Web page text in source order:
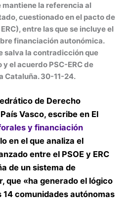
la referencia al
cuestionado en el pacto de
entre las que se incluye el
financiación autonómica.
salva la contradicción que
el acuerdo PSC-ERC de
Cataluña. 30-11-24.
de Derecho
Vasco, escribe en El
y financiación
en el que analiza el
entre el PSOE y ERC
de un sistema de
que «ha generado el lógico
comunidades autónomas